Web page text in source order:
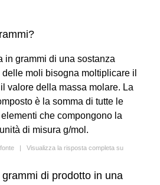
in grammi di una sostanza
moli bisogna moltiplicare il
valore della massa molare. La
è la somma di tutte le
che compongono la
di misura g/mol.
Visualizza la risposta completa su
di prodotto in una